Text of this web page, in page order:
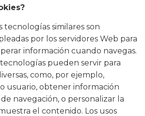
tecnologías similares son
por los servidores Web para
información cuando navegas.
pueden servir para
como, por ejemplo,
usuario, obtener información
navegación, o personalizar la
el contenido. Los usos